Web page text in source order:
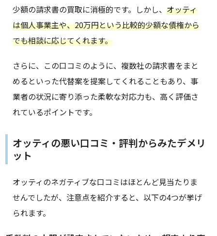
少額の請求書の買取に消極的です。しかし、オッティ
は個人事業主や、20万円という比較的少額な債権から
でも相談に応じてくれます。
さらに、この口コミのように、複数社の請求書をまと
めるといった代替案を提案してくれることもあり、事
業者の状況に寄り添った柔軟な対応力も、高く評価さ
れているポイントです。
オッティの悪い口コミ・評判からみたデメリ
ット
オッティのネガティブな口コミはほとんど見当たりま
せんでしたが、注意点を紹介すると、以下の4つが挙げ
られます。